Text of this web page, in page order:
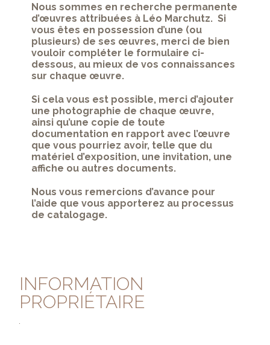
Nous sommes en recherche permanente
d’œuvres attribuées à Léo Marchutz. Si
vous êtes en possession d’une (ou
plusieurs) de ses œuvres, merci de bien
vouloir compléter le formulaire ci-
dessous, au mieux de vos connaissances
sur chaque œuvre.
Si cela vous est possible, merci d’ajouter
une photographie de chaque œuvre,
ainsi qu’une copie de toute
documentation en rapport avec l’œuvre
que vous pourriez avoir, telle que du
matériel d’exposition, une invitation, une
affiche ou autres documents.
Nous vous remercions d’avance pour
l’aide que vous apporterez au processus
de catalogage.
INFORMATION
PROPRIÉTAIRE